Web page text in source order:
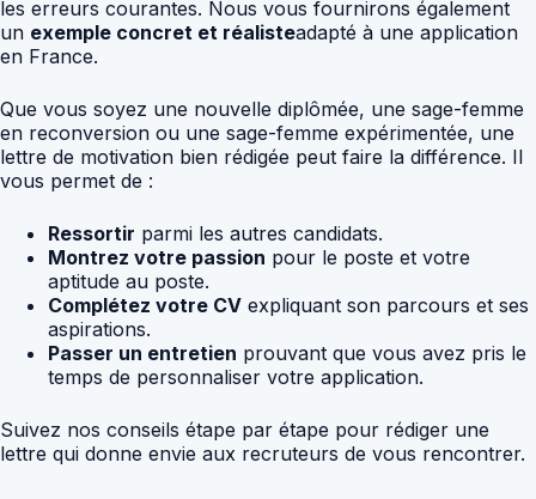
les erreurs courantes. Nous vous fournirons également
un exemple concret et réalisteadapté à une application
en France.
Que vous soyez une nouvelle diplômée, une sage-femme
en reconversion ou une sage-femme expérimentée, une
lettre de motivation bien rédigée peut faire la différence. Il
vous permet de :
Ressortir parmi les autres candidats.
Montrez votre passion pour le poste et votre
aptitude au poste.
Complétez votre CV expliquant son parcours et ses
aspirations.
Passer un entretien prouvant que vous avez pris le
temps de personnaliser votre application.
Suivez nos conseils étape par étape pour rédiger une
lettre qui donne envie aux recruteurs de vous rencontrer.